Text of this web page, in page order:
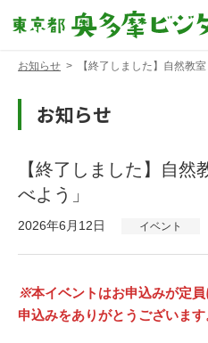
お知らせ > 【終了しました】自然教
お知らせ
【終了しました】自然
べよう」
2026年6月12日 イベント
※本イベントはお申込みが定
申込みをありがとうございます